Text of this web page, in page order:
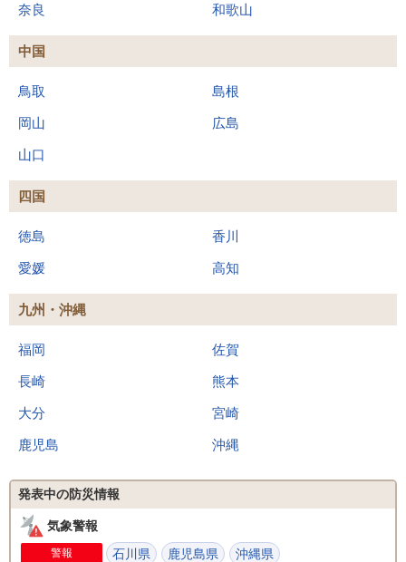
奈良 和歌山
中国
鳥取 島根
岡山 広島
山口
四国
徳島 香川
愛媛 高知
九州・沖縄
福岡 佐賀
長崎 熊本
大分 宮崎
鹿児島 沖縄
発表中の防災情報
気象警報
警報 石川県 鹿児島県 沖縄県